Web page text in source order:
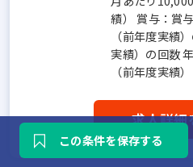
績） 賞与：賞
（前年度実績
実績）の回数
（前年度実績）
求人詳細
この条件を保存する